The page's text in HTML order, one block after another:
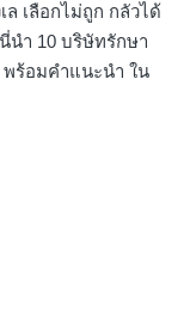
ล เลือกไม่ถูก กลัวได้
ำ 10 บริษัทรักษา
ร้อมคำแนะนำ ใน